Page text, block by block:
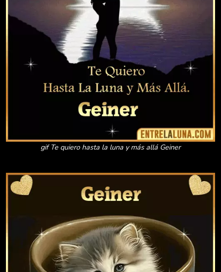
gif Te quiero hasta la luna y más allá Geiner